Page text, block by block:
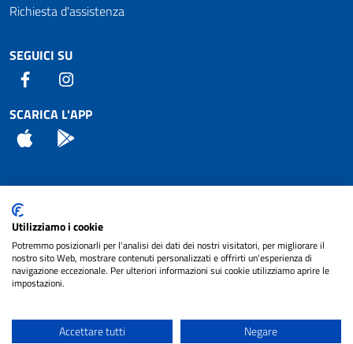
Richiesta d'assistenza
SEGUICI SU
Facebook
SCARICA L'APP
App Store
Attuazione Misure PNRR
Piano di miglioramento del sito
Note legali
cura diNET SMART
Utilizziamo i cookie
Potremmo posizionarli per l'analisi dei dati dei nostri visitatori, per migliorare il
nostro sito Web, mostrare contenuti personalizzati e offrirti un'esperienza di
navigazione eccezionale. Per ulteriori informazioni sui cookie utilizziamo aprire le
impostazioni.
Accettare tutti Negare